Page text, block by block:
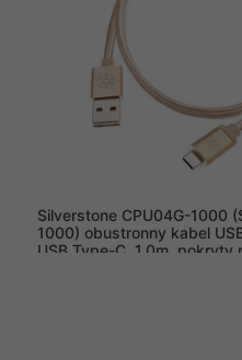
Silverstone CPU04G-1000
1000) obustronny kabel
USB Type-C, 1.0m, pokryty